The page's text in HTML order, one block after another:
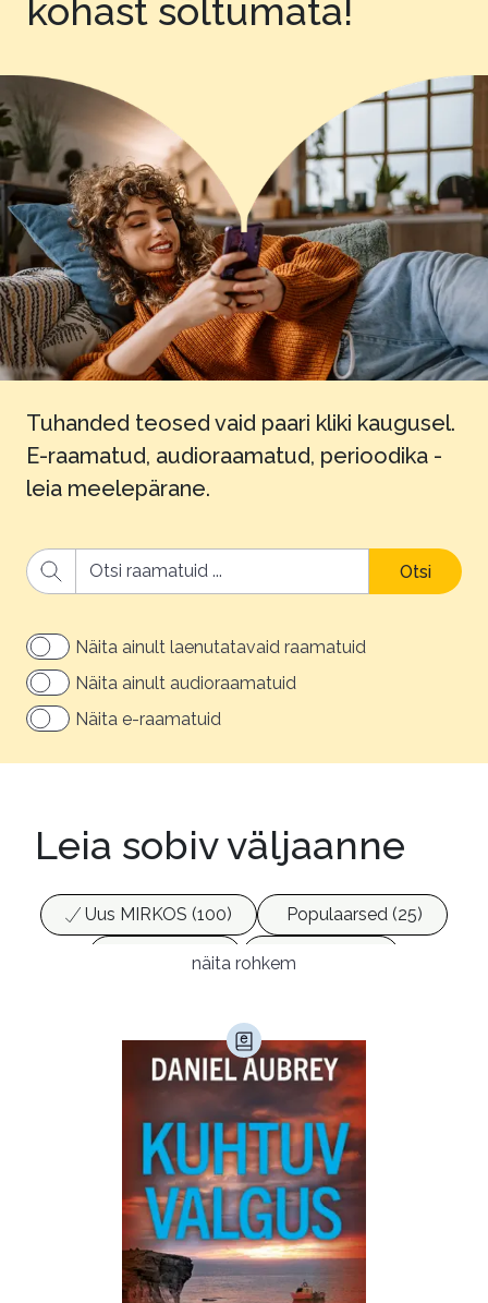
kohast sõltumata!
Tuhanded teosed vaid paari kliki kaugusel.
E-raamatud, audioraamatud, perioodika -
leia meelepärane.
Otsi
Näita ainult laenutatavaid raamatuid
Näita ainult audioraamatuid
Näita e-raamatuid
Leia sobiv väljaanne
Uus MIRKOS (100)
Populaarsed (25)
Ajakirjad (17)
Ajalugu (165)
Audioperioodika
Biograafiad (229)
Eesti kirjandus (1775)
Ettevõtlus (30)
Filoloogia (121)
Filosoofia (147)
Geograafia (65)
Haridus (20)
Ilukirjandus (4255)
Juhtimine (23)
Kodu ja aed (38)
Krimi ja põnevik (1285)
näita rohkem